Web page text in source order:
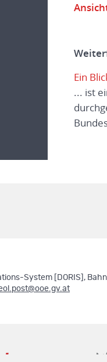
Ein
... ist
System [DORIS],